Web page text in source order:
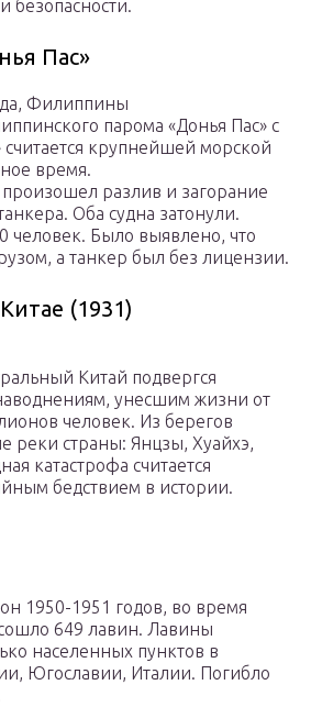
безопасности.
Пас»
Филиппины
парома «Донья Пас» с
крупнейшей морской
время.
разлив и загорание
Оба судна затонули.
человек. Было выявлено, что
а танкер был без лицензии.
(1931)
Китай подвергся
унесшим жизни от
человек. Из берегов
страны: Янцзы, Хуайхэ,
катастрофа считается
бедствием в истории.
1950-1951 годов, во время
649 лавин. Лавины
населенных пунктов в
Югославии, Италии. Погибло